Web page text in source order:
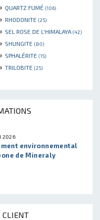
QUARTZ FUMÉ (106)
RHODONITE (25)
SEL ROSE DE L'HIMALAYA (42)
SHUNGITE (80)
SPHALÉRITE (15)
TRILOBITE (25)
2026
environnemental
de Mineraly
CLIENT